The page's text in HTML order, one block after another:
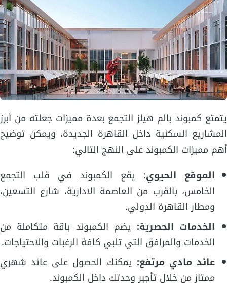
يتمتع كمبوند بالم هيلز التجمع بعدة مميزات جعلته من أبرز
المشاريع السكنية داخل القاهرة الجديدة، ويمكن توضيح
أهم مميزات الكمبوند على النهج التالي:
الموقع الحيوي: يقع الكمبوند في قلب التجمع
الخامس، بالقرب من العاصمة الادارية، شارع التسعين،
ومطار القاهرة الدولي.
الخدمات الحصرية: يضم الكمبوند باقة متكاملة من
الخدمات والمرافق التي تلبي كافة الرغبات والاحتياجات.
عائد مادي مرتفع: يمكنك الحصول على عائد شهري
ممتاز من خلال تأجير وحدتك داخل الكمبوند.